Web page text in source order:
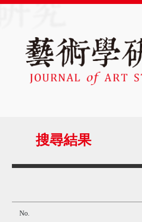
搜尋結果
No.